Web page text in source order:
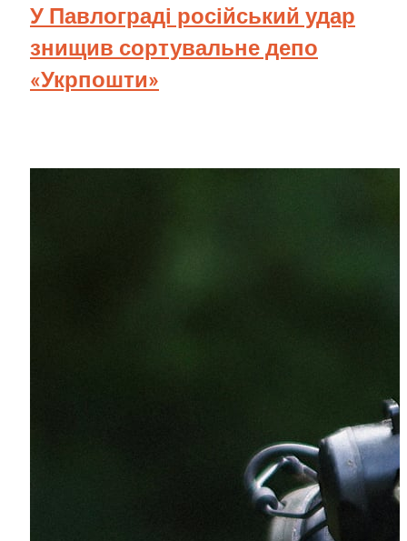
У Павлограді російський удар
знищив сортувальне депо
«Укрпошти»